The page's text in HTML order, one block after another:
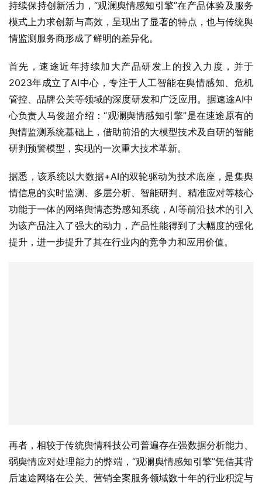
持续保持创新活力，“观澜舆情感知引擎”在产品体验及服务
模式上力求创新与高效，呈现出了显著的特点，也与传统舆
情监测服务商形成了鲜明的差异化。
首先，速途近年持续加大产品研发上的投入力度，并于
2023年成立了AI中心，专注于人工智能在舆情感知、危机
管控、品牌公关等领域的深度研发和广泛应用。据速途AI中
心负责人马俊超介绍：“观澜舆情感知引擎”是在速途原有的
舆情监测系统基础上，借助前沿的大模型技术及自研的智能
研判预警模型，实现的一次重大技术革新。
据悉，该系统以大数据+AI的双轮驱动为技术底座，是集舆
情信息的实时监测、多层分析、智能研判、精准应对等核心
功能于一体的网络舆情态势感知系统，AI等前沿技术的引入
为该产品注入了强大的动力，产品性能得到了大幅度的强化
提升，进一步提升了其在行业内的竞争力和应用价值。
再者，相较于传统舆情科技公司普遍存在强数据分析能力、
弱舆情应对处理能力的弊端，“观澜舆情感知引擎”凭借其背
后速途网络在公关、营销全案服务领域数十年的行业积淀与